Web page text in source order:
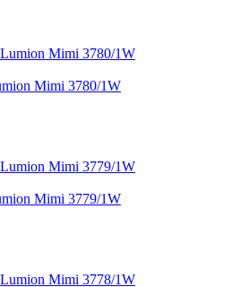
Mimi 3780/1W
Mimi 3779/1W